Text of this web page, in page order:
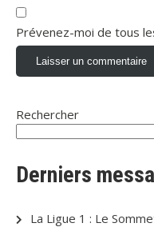
Prévenez-moi de tous
Rechercher
Derniers
La Ligue 1 : Le